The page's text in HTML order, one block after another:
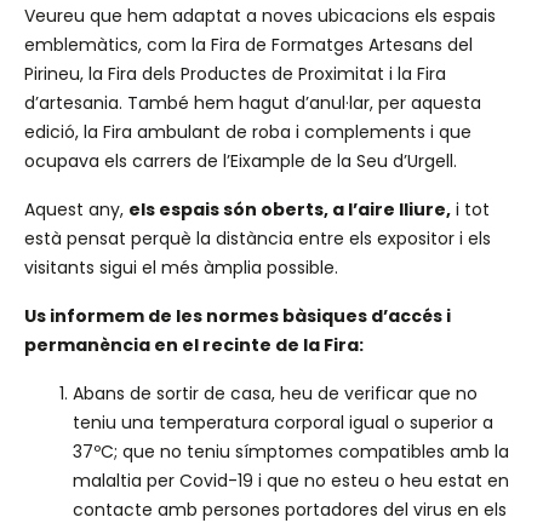
Veureu que hem adaptat a noves ubicacions els espais
emblemàtics, com la Fira de Formatges Artesans del
Pirineu, la Fira dels Productes de Proximitat i la Fira
d’artesania. També hem hagut d’anul·lar, per aquesta
edició, la Fira ambulant de roba i complements i que
ocupava els carrers de l’Eixample de la Seu d’Urgell.
Aquest any, els espais són oberts, a l’aire lliure, i tot
està pensat perquè la distància entre els expositor i els
visitants sigui el més àmplia possible.
Us informem de les normes bàsiques d’accés i
permanència en el recinte de la Fira:
Abans de sortir de casa, heu de verificar que no
teniu una temperatura corporal igual o superior a
37ºC; que no teniu símptomes compatibles amb la
malaltia per Covid-19 i que no esteu o heu estat en
contacte amb persones portadores del virus en els